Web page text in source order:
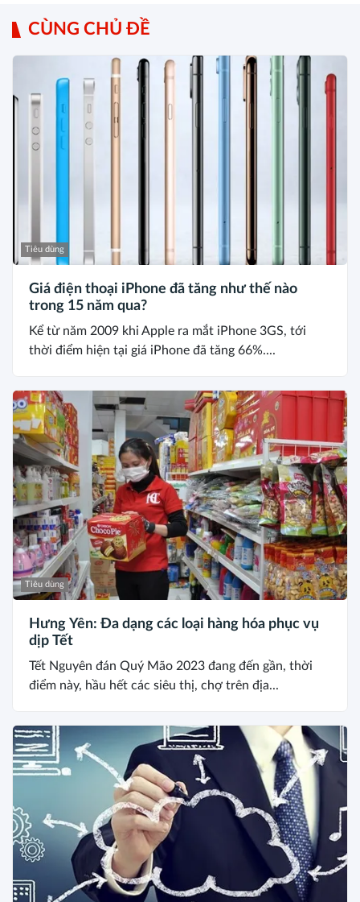
CÙNG CHỦ ĐỀ
Tiêu dùng
Giá điện thoại iPhone đã tăng như thế nào
trong 15 năm qua?
Kể từ năm 2009 khi Apple ra mắt iPhone 3GS, tới
thời điểm hiện tại giá iPhone đã tăng 66%....
Tiêu dùng
Hưng Yên: Đa dạng các loại hàng hóa phục vụ
dịp Tết
Tết Nguyên đán Quý Mão 2023 đang đến gần, thời
điểm này, hầu hết các siêu thị, chợ trên địa...